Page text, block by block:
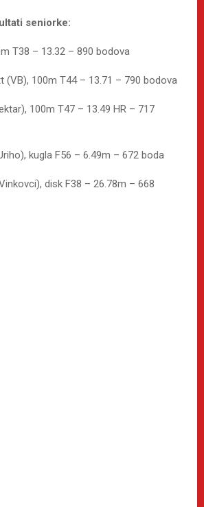
seniorke:
T38 – 13.32 – 890 bodova
(VB), 100m T44 – 13.71 – 790 bodova
100m T47 – 13.49 HR – 717
kugla F56 – 6.49m – 672 boda
disk F38 – 26.78m – 668